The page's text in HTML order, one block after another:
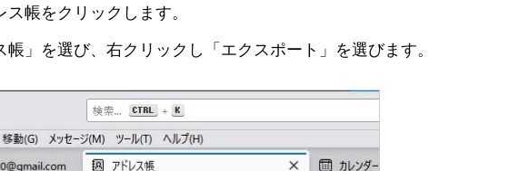
帳をクリックします。
」を選び、右クリックし「エクスポート」を選びます。